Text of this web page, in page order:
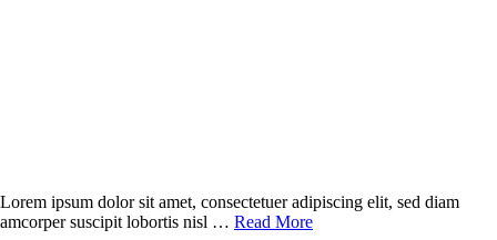
ipsum dolor sit amet, consectetuer adipiscing elit, sed diam
suscipit lobortis nisl … Read More